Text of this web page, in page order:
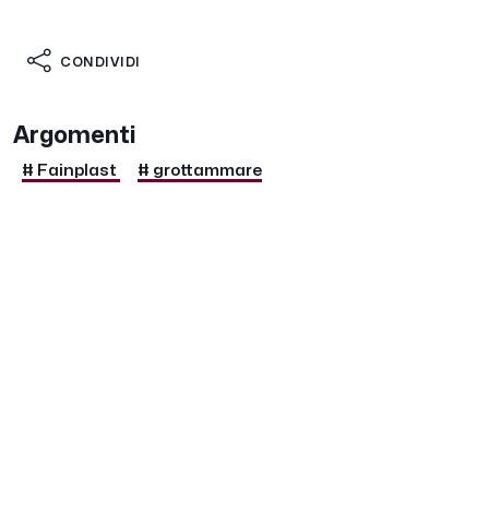
CONDIVIDI
Argomenti
# Fainplast # grottammare